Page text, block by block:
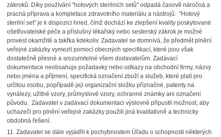
zákroků. Díky používání "hotových sterilních setů" odpadá časově náročná a
pracná příprava a kompletace zdravotního materiálu a nástrojů. "Hotový
sterilní set" je k dispozici hned, čímž dochází ke zlepšení kvality poskytované
ošetřovatelské péče a příslušný lékařský nebo sesterský zákrok je možné
provést okamžitě a takřka kdekoliv. Zadavatel se domnívá, že předmět plnění
veřejné zakázky vymezil pomocí obecných specifikací, které jsou však
dostatečně přesné a srozumitelné všem dodavatelům. Zadávací
dokumentace neobsahuje požadavky nebo odkazy na obchodní firmy, názvy
nebo jména a příjmení, specifická označení zboží a služeb, které platí pro
určitou osobu, popřípadě její organizační složku příznačné, patenty na
vynálezy, užitné vzory, průmyslové vzory, ochranné známky ani označení
původu. Zadavatel v zadávací dokumentaci výslovně připustil možnost, aby
uchazeči pro plnění veřejné zakázky použili jiná kvalitativně a technicky
obdobná řešení.
11. Zadavatel se dále vyjádřil k pochybnostem Úřadu o schopnosti některých